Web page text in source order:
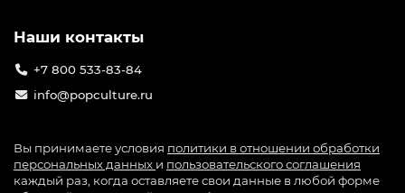
Наши контакты
+7 800 533-83-84
info@popculture.ru
Вы принимаете условия политики в отношении обработки
персональных данных и пользовательского соглашения
каждый раз, когда оставляете свои данные в любой форме